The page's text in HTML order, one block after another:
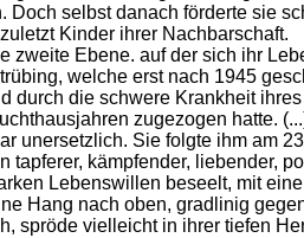
Doch selbst danach förderte sie
Kinder ihrer Nachbarschaft.
zweite Ebene. auf der sich ihr
welche erst nach 1945
durch die schwere Krankheit
zugezogen hatte.
unersetzlich. Sie folgte ihm am
tapferer, kämpfender, liebender,
Lebenswillen beseelt, mit
Hang nach oben, gradlinig
spröde vielleicht in ihrer tiefen